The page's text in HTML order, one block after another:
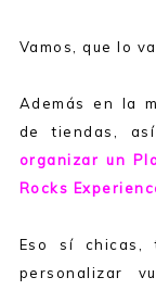
Vamos, que lo
Además en la
de tiendas,
organizar un
Rocks
Eso sí chicas,
personalizar